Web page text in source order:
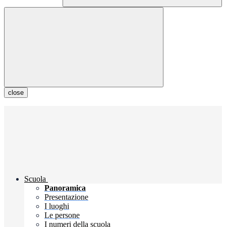
close
Scuola
Panoramica
Presentazione
I luoghi
Le persone
I numeri della scuola